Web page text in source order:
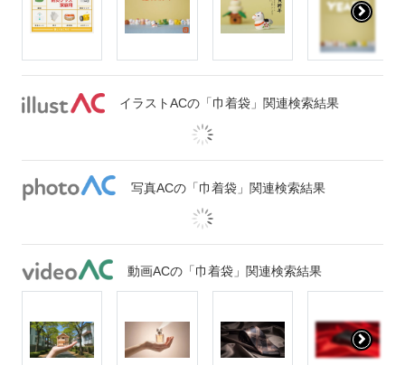
イラストACの「巾着袋」関連検索結果
写真ACの「巾着袋」関連検索結果
動画ACの「巾着袋」関連検索結果